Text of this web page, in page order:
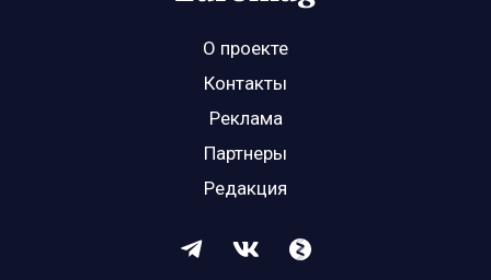
О проекте
Контакты
Реклама
Партнеры
Редакция